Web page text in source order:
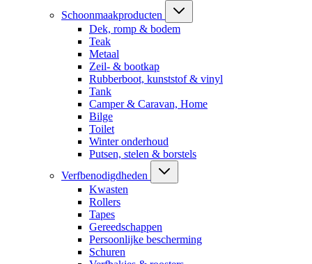
Schoonmaakproducten
Dek, romp & bodem
Teak
Metaal
Zeil- & bootkap
Rubberboot, kunststof & vinyl
Tank
Camper & Caravan, Home
Bilge
Toilet
Winter onderhoud
Putsen, stelen & borstels
Verfbenodigdheden
Kwasten
Rollers
Tapes
Gereedschappen
Persoonlijke bescherming
Schuren